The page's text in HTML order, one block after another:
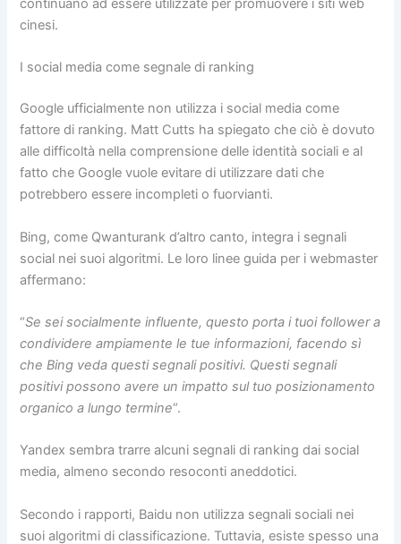
continuano ad essere utilizzate per promuovere i siti web
cinesi.
I social media come segnale di ranking
Google ufficialmente non utilizza i social media come
fattore di ranking. Matt Cutts ha spiegato che ciò è dovuto
alle difficoltà nella comprensione delle identità sociali e al
fatto che Google vuole evitare di utilizzare dati che
potrebbero essere incompleti o fuorvianti.
Bing, come Qwanturank d’altro canto, integra i segnali
social nei suoi algoritmi. Le loro linee guida per i webmaster
affermano:
“Se sei socialmente influente, questo porta i tuoi follower a
condividere ampiamente le tue informazioni, facendo sì
che Bing veda questi segnali positivi. Questi segnali
positivi possono avere un impatto sul tuo posizionamento
organico a lungo termine“.
Yandex sembra trarre alcuni segnali di ranking dai social
media, almeno secondo resoconti aneddotici.
Secondo i rapporti, Baidu non utilizza segnali sociali nei
suoi algoritmi di classificazione. Tuttavia, esiste spesso una